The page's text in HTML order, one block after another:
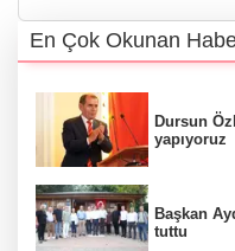
En Çok Okunan
Dursun
yapıyoruz
Başkan
tuttu